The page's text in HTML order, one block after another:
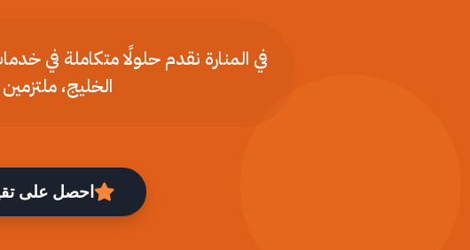
في المنارة نقدم حلولًا متكاملة في
الخليج،
احصل على